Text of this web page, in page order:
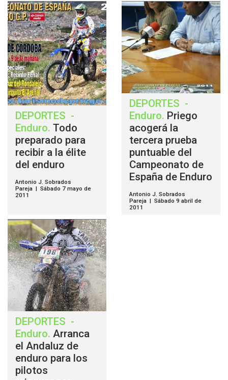
DEPORTES -
Enduro. Todo
preparado para
recibir a la élite
del enduro
Antonio J. Sobrados
Pareja | Sábado 7 mayo de
2011
DEPORTES -
Enduro. Priego
acogerá la
tercera prueba
puntuable del
Campeonato de
España de Enduro
Antonio J. Sobrados
Pareja | Sábado 9 abril de
2011
DEPORTES -
Enduro. Arranca
el Andaluz de
enduro para los
pilotos